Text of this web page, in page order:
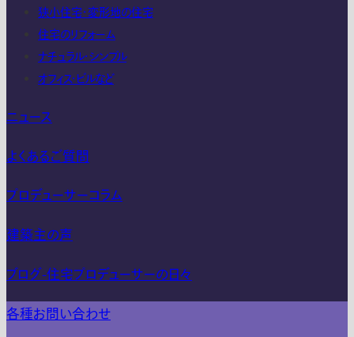
狭小住宅・変形地の住宅
住宅のリフォーム
ナチュラル・シンプル
オフィス・ビルなど
ニュース
よくあるご質問
プロデューサーコラム
建築主の声
ブログ-住宅プロデューサーの日々
各種お問い合わせ